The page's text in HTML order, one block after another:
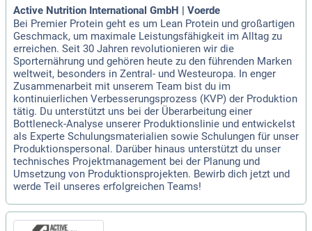
Active Nutrition International GmbH | Voerde
Bei Premier Protein geht es um Lean Protein und großartigen
Geschmack, um maximale Leistungsfähigkeit im Alltag zu
erreichen. Seit 30 Jahren revolutionieren wir die
Sporternährung und gehören heute zu den führenden Marken
weltweit, besonders in Zentral- und Westeuropa. In enger
Zusammenarbeit mit unserem Team bist du im
kontinuierlichen Verbesserungsprozess (KVP) der Produktion
tätig. Du unterstützt uns bei der Überarbeitung einer
Bottleneck-Analyse unserer Produktionslinie und entwickelst
als Experte Schulungsmaterialien sowie Schulungen für unser
Produktionspersonal. Darüber hinaus unterstützt du unser
technisches Projektmanagement bei der Planung und
Umsetzung von Produktionsprojekten. Bewirb dich jetzt und
werde Teil unseres erfolgreichen Teams!